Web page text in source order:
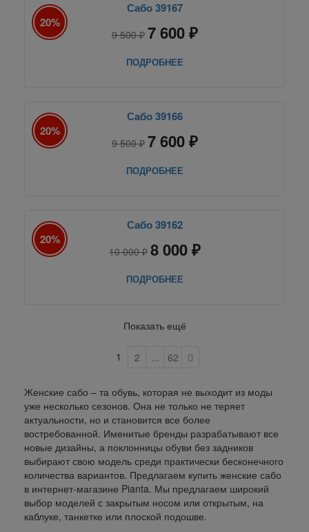
20%
Сабо 39167
9 500 ₽ 7 600 ₽
ПОДРОБНЕЕ
20%
Сабо 39166
9 500 ₽ 7 600 ₽
ПОДРОБНЕЕ
20%
Сабо 39162
10 000 ₽ 8 000 ₽
ПОДРОБНЕЕ
Показать ещё
1 2 ... 62
Женские сабо – та обувь, которая не выходит из моды
уже несколько сезонов. Она не только не теряет
актуальности, но и становится все более
востребованной. Именитые бренды разрабатывают все
новые дизайны, а поклонницы обуви без задников
выбирают свою модель среди практически бесконечного
количества вариантов. Предлагаем купить женские сабо
в интернет-магазине Pianta. Мы предлагаем широкий
выбор моделей с закрытым носом или открытым, на
каблуке, танкетке или плоской подошве.